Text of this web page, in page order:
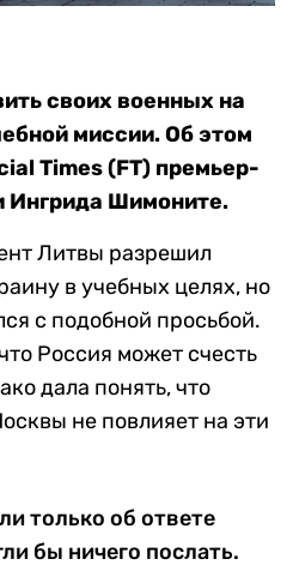
своих военных на
миссии. Об этом
Times (FT) премьер-
Ингрида Шимоните.
Литвы разрешил
в учебных целях, но
с подобной просьбой.
Россия может счесть
дала понять, что
не повлияет на эти
только об ответе
бы ничего послать.